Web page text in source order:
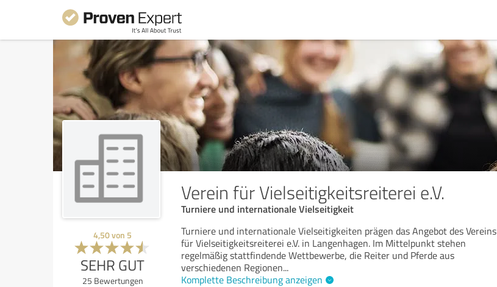
Verein für Vielseitigkeitsreiterei e.V.
Turniere und internationale Vielseitigkeit
4,50von 5
SEHR GUT
25 Bewertungen
Turniere und internationale Vielseitigkeiten prägen das Angebot des Vereins
für Vielseitigkeitsreiterei e.V. in Langenhagen. Im Mittelpunkt stehen
regelmäßig stattfindende Wettbewerbe, die Reiter und Pferde aus
verschiedenen Regionen...
Komplette Beschreibung anzeigen